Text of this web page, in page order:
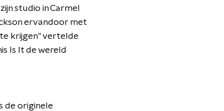
studio in Carmel
ervandoor met
krijgen" vertelde
Is It de wereld
de originele